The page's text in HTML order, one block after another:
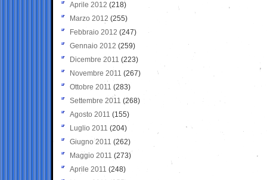
Aprile 2012 (218)
Marzo 2012 (255)
Febbraio 2012 (247)
Gennaio 2012 (259)
Dicembre 2011 (223)
Novembre 2011 (267)
Ottobre 2011 (283)
Settembre 2011 (268)
Agosto 2011 (155)
Luglio 2011 (204)
Giugno 2011 (262)
Maggio 2011 (273)
Aprile 2011 (248)